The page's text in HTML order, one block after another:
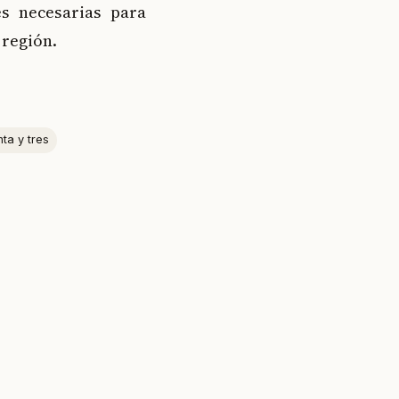
necesarias para
y tres